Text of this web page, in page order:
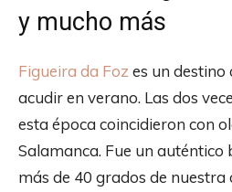
y mucho más
Figueira da Foz es un destino
acudir en verano. Las dos
esta época coincidieron con
Salamanca. Fue un auténtico
más de 40 grados de